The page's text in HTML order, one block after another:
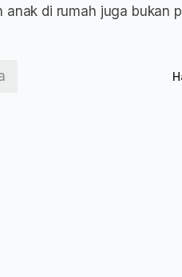
anak di rumah juga bukan